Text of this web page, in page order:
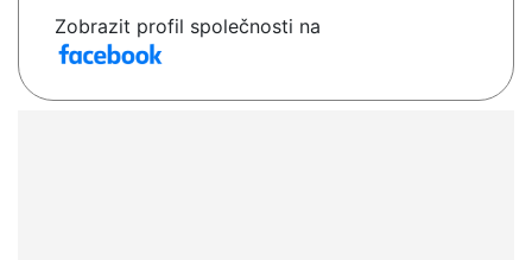
Zobrazit profil společnosti na